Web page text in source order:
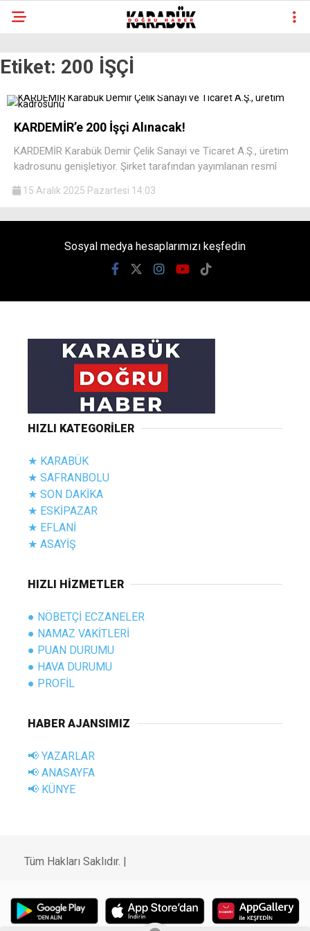
Etiket: 200 İŞÇİ
KARDEMİR’e 200 İşçi Alınacak!
KARDEMİR Karabük Demir Çelik Sanayi ve Ticaret A.Ş., üretim
kadrosunu genişletiyor. Şirket tarafından yayımlanan resmî
15 Aralık 2025 Pazartesi 14:03
Sosyal medya hesaplarımızı keşfedin
HIZLI KATEGORİLER
★ KARABÜK
★ SAFRANBOLU
★ SON DAKİKA
★ ESKİPAZAR
★ EFLANİ
★ ASAYİŞ
HIZLI HİZMETLER
● NÖBETÇİ ECZANELER
● NAMAZ VAKİTLERİ
● PUAN DURUMU
● HAVA DURUMU
● PROFİL
HABER AJANSIMIZ
📢 YAZARLAR
📢 ANASAYFA
📢 KÜNYE
Tüm Hakları Saklıdır. |